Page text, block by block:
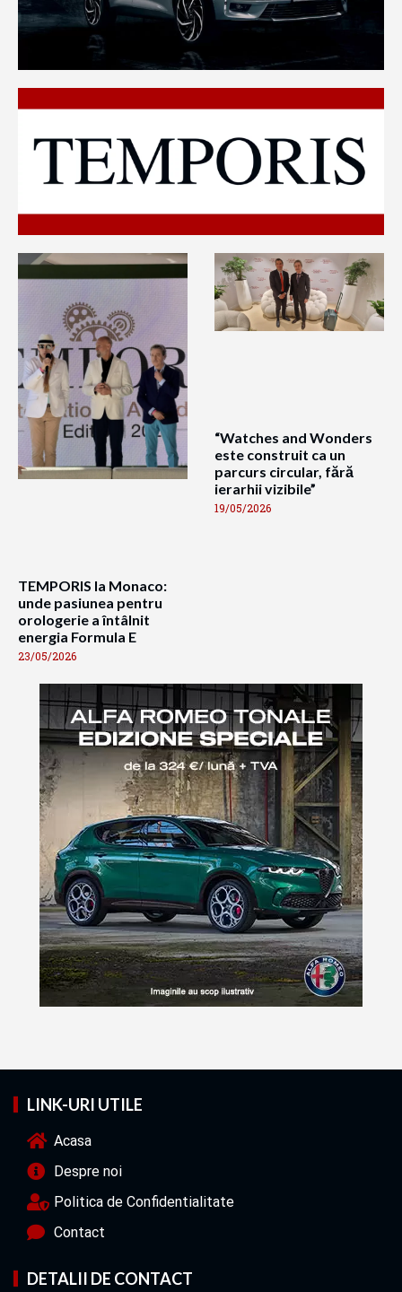
TEMPORIS la Monaco:
unde pasiunea pentru
orologerie a întâlnit
energia Formula E
23/05/2026
“Watches and Wonders
este construit ca un
parcurs circular, fără
ierarhii vizibile”
19/05/2026
LINK-URI UTILE
Acasa
Despre noi
Politica de Confidentialitate
Contact
DETALII DE CONTACT